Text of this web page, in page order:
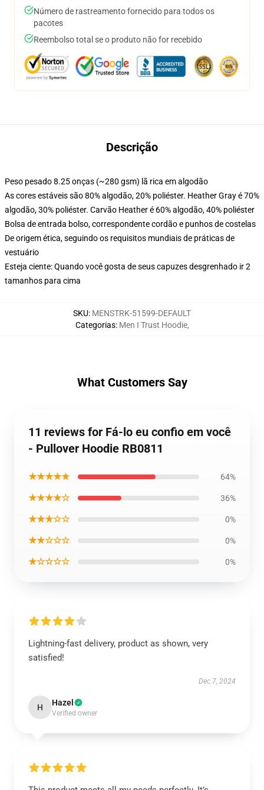
Número de rastreamento fornecido para todos os
pacotes
Reembolso total se o produto não for recebido
Descrição
Peso pesado 8.25 onças (~280 gsm) lã rica em algodão
As cores estáveis são 80% algodão, 20% poliéster. Heather Gray é 70%
algodão, 30% poliéster. Carvão Heather é 60% algodão, 40% poliéster
Bolsa de entrada bolso, correspondente cordão e punhos de costelas
De origem ética, seguindo os requisitos mundiais de práticas de
vestuário
Esteja ciente: Quando você gosta de seus capuzes desgrenhado ir 2
tamanhos para cima
SKU: MENSTRK-51599-DEFAULT
Categorias: Men I Trust Hoodie,
What Customers Say
11 reviews for Fá-lo eu confio em você
- Pullover Hoodie RB0811
★★★★★ 64%
★★★★☆ 36%
★★★☆☆ 0%
★★☆☆☆ 0%
★☆☆☆☆ 0%
Lightning-fast delivery, product as shown, very
satisfied!
Dec 7, 2024
H Hazel
Verified owner